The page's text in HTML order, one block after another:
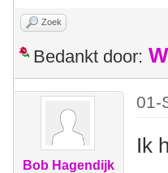
Zoek
Bedankt door:
Bob Hagendijk
01-
Ik